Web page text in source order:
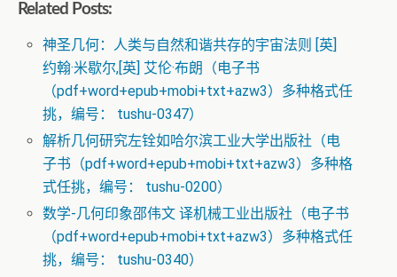
Related Posts:
神圣几何：人类与自然和谐共存的宇宙法则 [英]
约翰·米歇尔,[英] 艾伦·布朗（电子书
（pdf+word+epub+mobi+txt+azw3）多种格式任
挑，编号： tushu-0347）
解析几何研究左铨如哈尔滨工业大学出版社（电
子书（pdf+word+epub+mobi+txt+azw3）多种格
式任挑，编号： tushu-0200）
数学-几何印象邵伟文 译机械工业出版社（电子书
（pdf+word+epub+mobi+txt+azw3）多种格式任
挑，编号： tushu-0340）